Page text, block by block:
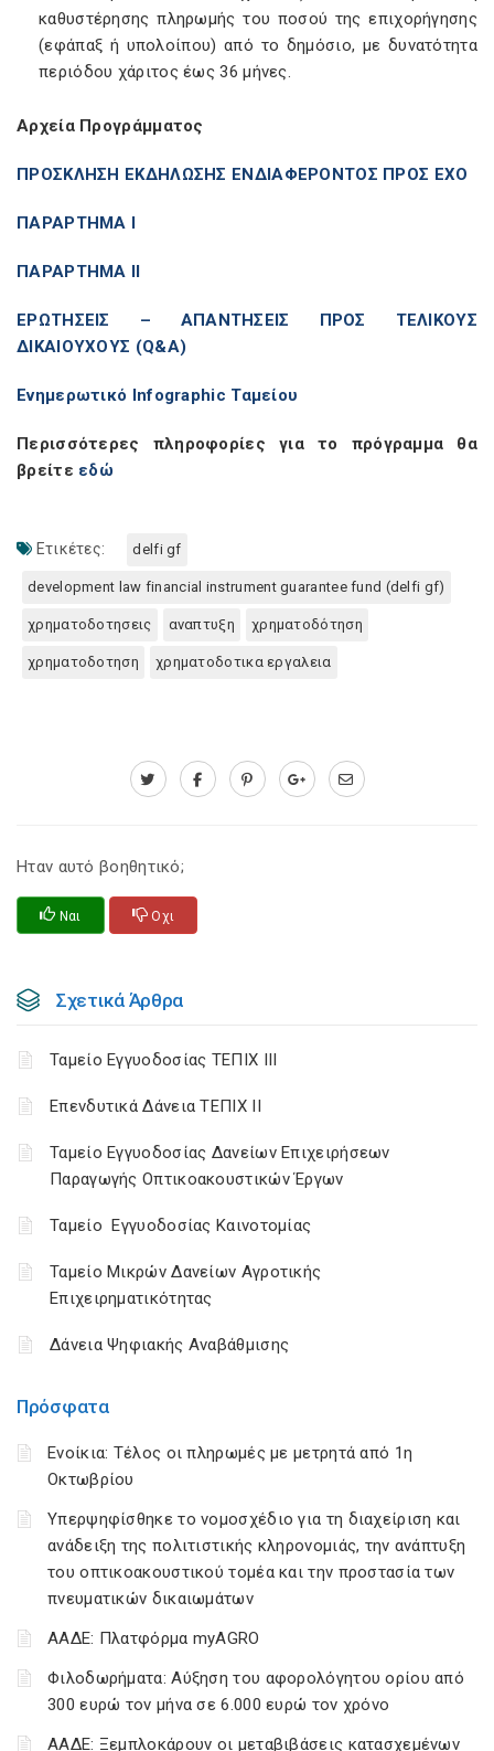
Πρόσφατα
Ενοίκια: Τέλος οι πληρωμές με μετρητά από 1η
Οκτωβρίου
Υπερψηφίσθηκε το νομοσχέδιο για τη διαχείριση και
ανάδειξη της πολιτιστικής κληρονομιάς, την ανάπτυξη
του οπτικοακουστικού τομέα και την προστασία των
πνευματικών δικαιωμάτων
ΑΑΔΕ: Πλατφόρμα myAGRO
Φιλοδωρήματα: Αύξηση του αφορολόγητου ορίου από
300 ευρώ τον μήνα σε 6.000 ευρώ τον χρόνο
ΑΑΔΕ: Ξεμπλοκάρουν οι μεταβιβάσεις κατασχεμένων
καθυστέρησης πληρωμής του ποσού της επιχορήγησης
(εφάπαξ ή υπολοίπου) από το δημόσιο, με δυνατότητα
περιόδου χάριτος έως 36 μήνες.
Αρχεία Προγράμματος
ΠΡΟΣΚΛΗΣΗ ΕΚΔΗΛΩΣΗΣ ΕΝΔΙΑΦΕΡΟΝΤΟΣ ΠΡΟΣ ΕΧΟ
ΠΑΡΑΡΤΗΜΑ Ι
ΠΑΡΑΡΤΗΜΑ ΙΙ
ΕΡΩΤΗΣΕΙΣ – ΑΠΑΝΤΗΣΕΙΣ ΠΡΟΣ ΤΕΛΙΚΟΥΣ
ΔΙΚΑΙΟΥΧΟΥΣ (Q&A)
Ενημερωτικό Infographic Ταμείου
Περισσότερες πληροφορίες για το πρόγραμμα θα
βρείτε εδώ
Ετικέτες: delfi gf
development law financial instrument guarantee fund (delfi gf)
χρηματοδοτησεις αναπτυξη χρηματοδότηση
χρηματοδοτηση χρηματοδοτικα εργαλεια
Ηταν αυτό βοηθητικό;
Ναι Οχι
Σχετικά Άρθρα
Ταμείο Εγγυοδοσίας ΤΕΠΙΧ ΙΙΙ
Επενδυτικά Δάνεια ΤΕΠΙΧ ΙΙ
Ταμείο Εγγυοδοσίας Δανείων Επιχειρήσεων
Παραγωγής Οπτικοακουστικών Έργων
Ταμείο Εγγυοδοσίας Καινοτομίας
Ταμείο Μικρών Δανείων Αγροτικής
Επιχειρηματικότητας
Δάνεια Ψηφιακής Αναβάθμισης